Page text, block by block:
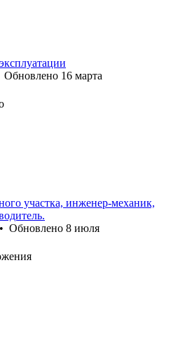
Обновлено 16 марта
участка, инженер-механик,
• Обновлено 8 июля